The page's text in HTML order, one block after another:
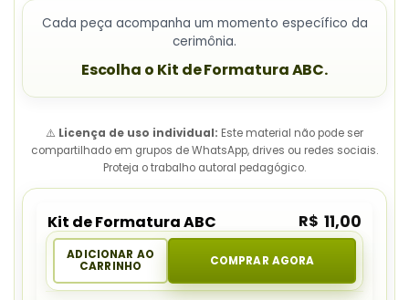
Cada peça acompanha um momento específico da
cerimônia.
Escolha o Kit de Formatura ABC.
⚠️ Licença de uso individual: Este material não pode ser
compartilhado em grupos de WhatsApp, drives ou redes sociais.
Proteja o trabalho autoral pedagógico.
Kit de Formatura ABC R$ 11,00
ADICIONAR AO
CARRINHO
COMPRAR AGORA